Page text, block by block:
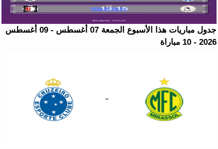
جدول مباريات هذا الأسبوع الجمعة 07 أغسطس - 09 أغسطس
2026 - 10 مباراة